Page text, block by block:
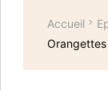
Accueil